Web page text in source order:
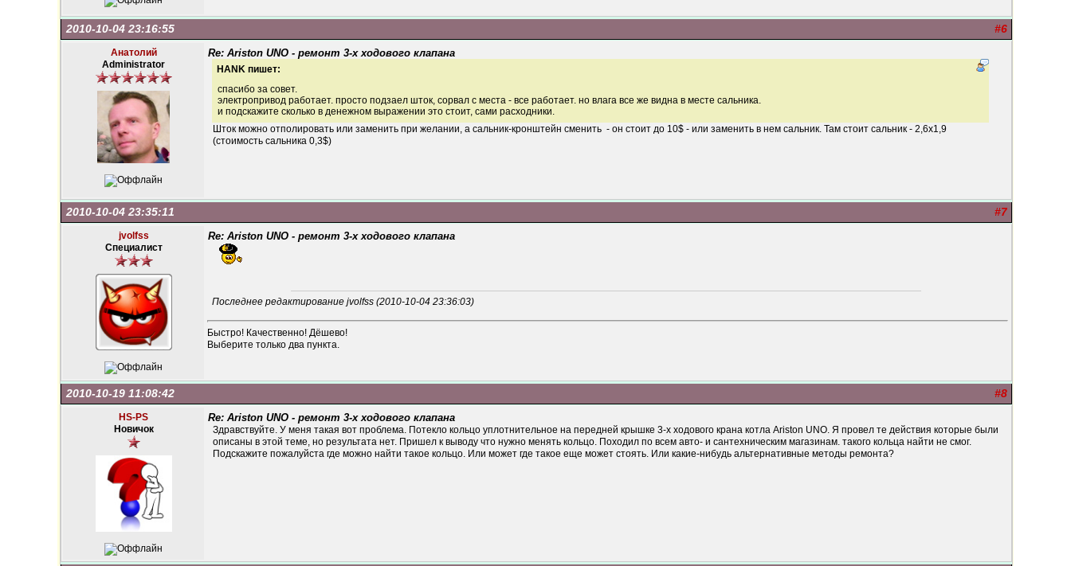
#6
2010-10-04 23:16:55
Анатолий
Administrator
Re: Ariston UNO - ремонт 3-х ходового клапана
HANK пишет:
спасибо за совет.
электропривод работает. просто подзаел шток, сорвал с места - все работает. но влага все же видна в месте сальника.
и подскажите сколько в денежном выражении это стоит, сами расходники.
Шток можно отполировать или заменить при желании, а сальник-кронштейн сменить - он стоит до 10$ - или заменить в нем сальник. Там стоит сальник - 2,6х1,9
(стоимость сальника 0,3$)
#7
2010-10-04 23:35:11
jvolfss
Специалист
Re: Ariston UNO - ремонт 3-х ходового клапана
Последнее редактирование jvolfss (2010-10-04 23:36:03)
Быстро! Качественно! Дёшево!
Выберите только два пункта.
#8
2010-10-19 11:08:42
HS-PS
Новичок
Re: Ariston UNO - ремонт 3-х ходового клапана
Здравствуйте. У меня такая вот проблема. Потекло кольцо уплотнительное на передней крышке 3-х ходового крана котла Ariston UNO. Я провел те действия которые были
описаны в этой теме, но результата нет. Пришел к выводу что нужно менять кольцо. Походил по всем авто- и сантехническим магазинам. такого кольца найти не смог.
Подскажите пожалуйста где можно найти такое кольцо. Или может где такое еще может стоять. Или какие-нибудь альтернативные методы ремонта?